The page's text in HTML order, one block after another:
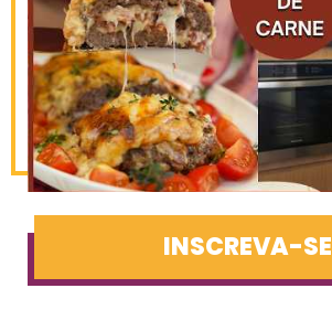
INSCREVA-SE